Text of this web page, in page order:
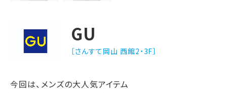
GU
［さんすて岡山 西館2・3F］
今回は、メンズの大人気アイテム